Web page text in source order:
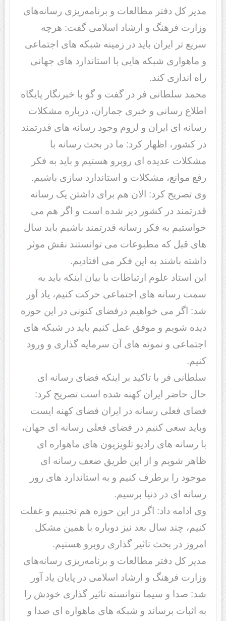
مدیر کل دفتر مطالعات و برنامه‌ریزی رسانه‌های
وزارت فرهنگ و ارشاد اسلامی گفت: هرچه
سریع تر ایران باید در زمینه شبکه های اجتماعی
و ماهواری شبکه هایی با استاندارد های جهانی
راه اندازی کند.
محمد سلطانی فر در گفت و گو با خبرنگار پایگاه
اطلاع رسانی و خبری جماران، درباره مشکلات
رسانه ای ایران و لزوم وجود رسانه های قدرتمند
در کشور، اظهار کرد: ما در بحث رسانه با
مشکلات عدیده ای روبرو هستیم و باید به فکر
رفع موانع، مشکلات و استاندارد سازی باشیم.
وی تصریح کرد: الان هم برای داشتن یک رسانه
قدرتمند در کشور دیر شده است و اگر هم می
خواستیم به فکر رسانه قدرتمند باشیم باید سال
های قبل که مطبوعات می توانستند نقش موثر
داشته باشند به این فکر می افتادیم.
این استاد علوم ارتباطات با بیان اینکه باید به
سمت رسانه های اجتماعی حرکت کنیم، یاد آور
شد: اگر می خواهیم درفضای کنونی در این حوزه
دیده شویم و موفق عمل کنیم باید در شبکه های
اجتماعی و نمونه های آن سرمایه گذاری و ورود
کنیم.
سلطانی فر با تاکید بر اینکه فضای رسانه ای
حال حاضر ایران کهنه شده است تصریح کرد:
فضای فعلی رسانه در ایران فضای کهنه ایست
وباید سعی کنیم در فضای فعلی رسانه ای جهان،
با رسانه های رادیو تلویزیون های ماهواره ای
ظاهر شویم و از این طریق ضعف رسانه ای
موجود را برطرف کنیم و به استاندارد های روز
رسانه ای در دنیا برسیم.
وی ادامه داد: اگر در این حوزه هم نجنبیم و غفلت
کنیم، چند سال بعد نیز دوباره با همین مشکل
امروز در بحث تاثیر گذاری روبرو هستیم.
مدیر کل دفتر مطالعات و برنامه‌ریزی رسانه‌های
وزارت فرهنگ و ارشاد اسلامی در پایان یاد آور
شد: صدا و سیما نتوانسته تاثیر گذاری خودش را
به اثبات برساند و شبکه های ماهواره ای صدا و